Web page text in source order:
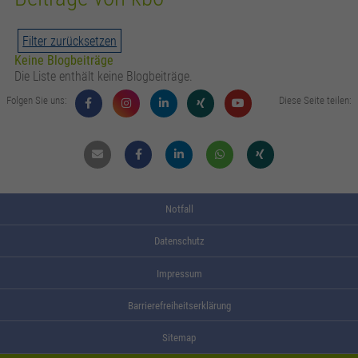
Filter zurücksetzen
Keine Blogbeiträge
Die Liste enthält keine Blogbeiträge.
Folgen Sie uns: Diese Seite teilen:
Mail FacebookLinkdin WhatsappXing
Notfall
Datenschutz
Impressum
Barrierefreiheitserklärung
Sitemap
Zweck Speichert die Kontrasteinstellung der Webseite.
zusätzliche Informationen anzubieten.